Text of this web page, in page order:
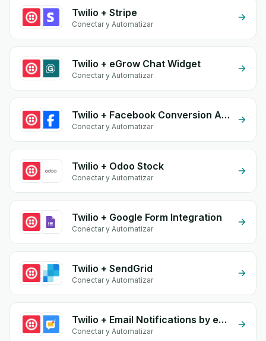
Twilio + Stripe
Conectar y Automatizar
Twilio + eGrow Chat Widget
Conectar y Automatizar
Twilio + Facebook Conversion API (CAPI)
Conectar y Automatizar
Twilio + Odoo Stock
Conectar y Automatizar
Twilio + Google Form Integration
Conectar y Automatizar
Twilio + SendGrid
Conectar y Automatizar
Twilio + Email Notifications by eGrow
Conectar y Automatizar